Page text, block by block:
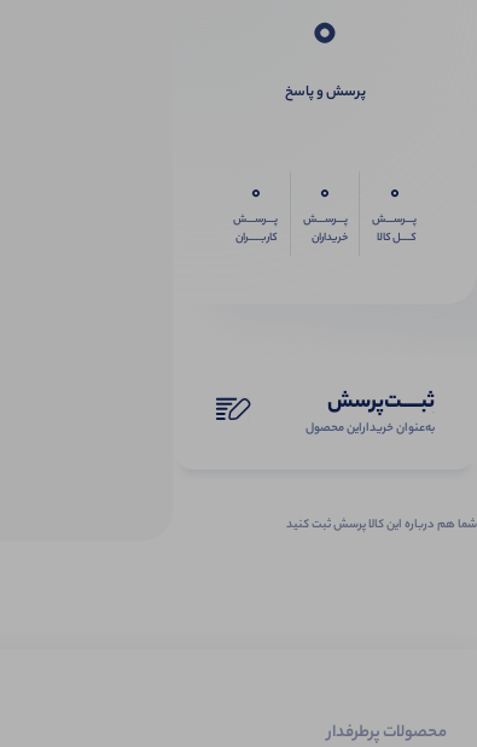
0
پرسش و پاسخ
0
پـــرســـش
کــــل کالا
0
پـــرســـش
خریداران
0
پـــرســـش
کاربـــــران
ثبـــــت‌پرسش
به‌عنوان ‌خریدار‌این‌ محصول
شما هم درباره این کالا پرسش ثبت کنید
محصولات پرطرفدار